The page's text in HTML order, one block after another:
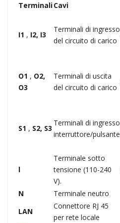
TerminaliCavi
I1 , I2, I3
Terminali di ingresso
del circuito di carico
O1 , O2,
O3
Terminali di uscita
del circuito di carico
S1 , S2, S3
Terminali di ingresso
interruttore/pulsante
l
Terminale sotto
tensione (110-240
V).
N
Terminale neutro
LAN
Connettore RJ 45
per rete locale